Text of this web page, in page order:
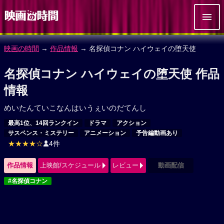
映画の時間 → 作品情報 → 名探偵コナン ハイウェイの堕天使
名探偵コナン ハイウェイの堕天使 作品
情報
めいたんていこなんはいうぇいのだてんし
最高1位、14回ランクイン ドラマ
アクション
サスペンス・ミステリー
アニメーション 予告編動画あり
★★★★☆ 4件
作品情報 上映館/スケジュール レビュー 動画配信
#名探偵コナン